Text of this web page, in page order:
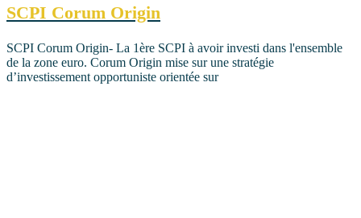
SCPI Corum Origin
SCPI Corum Origin- La 1ère SCPI à avoir investi dans l'ensemble
de la zone euro. Corum Origin mise sur une stratégie
d’investissement opportuniste orientée sur